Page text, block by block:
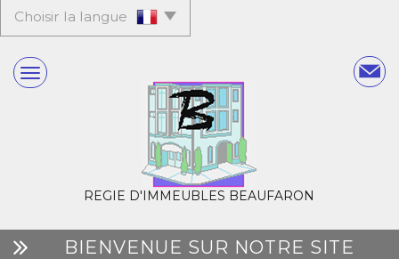
Choisir la langue
REGIE D'IMMEUBLES BEAUFARON
BIENVENUE SUR NOTRE SITE